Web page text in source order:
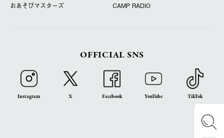
おあそびマスターズ
CAMP RADIO
OFFICIAL SNS
Instagram X Facebook YouTube TikTok